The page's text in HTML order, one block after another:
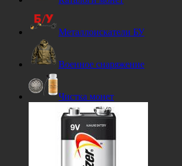
Металлоискатели БУ
Военное снаряжение
Чистка монет